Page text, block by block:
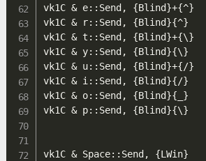
vk1C & e::Send, {Blind}+{^}
vk1C & r::Send, {Blind}{^}
vk1C & t::Send, {Blind}+{\}
vk1C & y::Send, {Blind}{\}
vk1C & u::Send, {Blind}+{/}
vk1C & i::Send, {Blind}{/}
vk1C & o::Send, {Blind}{_}
vk1C & p::Send, {Blind}{\}
vk1C & Space::Send, {LWin}